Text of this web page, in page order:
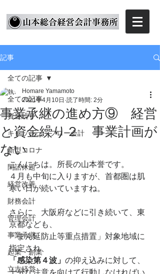
記事
全ての記事
資金繰り
キャッシュ・フロー会計
新型コロナ
閑話休題
経営改善
財務会計
管理会計
事業承継
起業・創業
立志経営
全ての記事
事業承継の進め方⑨ 経営
と資金繰り２ 事業計画が
ない
Homare Yamamoto
2021年4月10日 読了時間: 2分
こんにちは。所長の山本誉です。
４月も中旬に入りますが、首都圏は肌
寒い日が続いていますね。
さらに、大阪府などに引き続いて、東
京都なども、
「まん延防止等重点措置」対象地域に
指定され、
「感染第４波」 の抑え込みに対して、
十分な注意を向けて行動しなければい